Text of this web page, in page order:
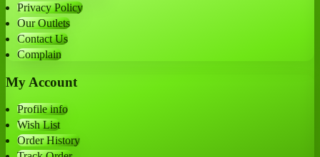
Privacy Policy
Our Outlets
Contact Us
Complain
My Account
Profile info
Wish List
Order History